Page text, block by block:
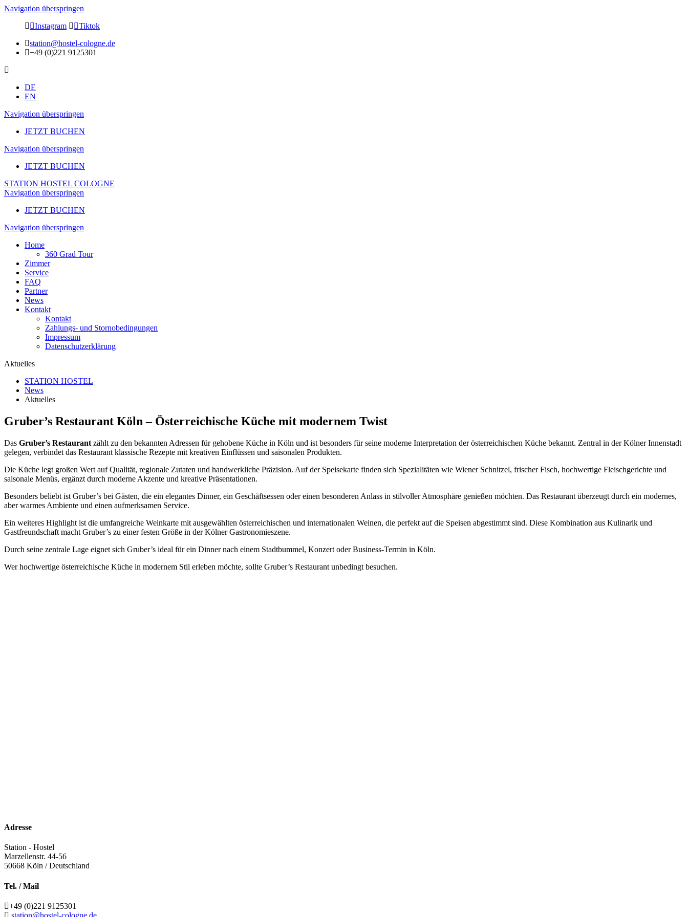
Navigation überspringen
Instagram
Tiktok
station@hostel-cologne.de
+49 (0)221 9125301
DE
EN
Navigation überspringen
JETZT BUCHEN
Navigation überspringen
JETZT BUCHEN
STATION HOSTEL COLOGNE
Navigation überspringen
JETZT BUCHEN
Navigation überspringen
Home
360 Grad Tour
Zimmer
Service
FAQ
Partner
News
Kontakt
Kontakt
Zahlungs- und Stornobedingungen
Impressum
Datenschutzerklärung
Aktuelles
STATION HOSTEL
News
Aktuelles
Gruber’s Restaurant Köln – Österreichische Küche mit modernem Twist
Das Gruber’s Restaurant zählt zu den bekannten Adressen für gehobene Küche in Köln und ist besonders für seine moderne Interpretation der österreichischen Küche bekannt. Zentral in der Kölner Innenstadt
gelegen, verbindet das Restaurant klassische Rezepte mit kreativen Einflüssen und saisonalen Produkten.
Die Küche legt großen Wert auf Qualität, regionale Zutaten und handwerkliche Präzision. Auf der Speisekarte finden sich Spezialitäten wie Wiener Schnitzel, frischer Fisch, hochwertige Fleischgerichte und
saisonale Menüs, ergänzt durch moderne Akzente und kreative Präsentationen.
Besonders beliebt ist Gruber’s bei Gästen, die ein elegantes Dinner, ein Geschäftsessen oder einen besonderen Anlass in stilvoller Atmosphäre genießen möchten. Das Restaurant überzeugt durch ein modernes,
aber warmes Ambiente und einen aufmerksamen Service.
Ein weiteres Highlight ist die umfangreiche Weinkarte mit ausgewählten österreichischen und internationalen Weinen, die perfekt auf die Speisen abgestimmt sind. Diese Kombination aus Kulinarik und
Gastfreundschaft macht Gruber’s zu einer festen Größe in der Kölner Gastronomieszene.
Durch seine zentrale Lage eignet sich Gruber’s ideal für ein Dinner nach einem Stadtbummel, Konzert oder Business-Termin in Köln.
Wer hochwertige österreichische Küche in modernem Stil erleben möchte, sollte Gruber’s Restaurant unbedingt besuchen.
Adresse
Station - Hostel
Marzellenstr. 44-56
50668 Köln / Deutschland
Tel. / Mail
+49 (0)221 9125301
station@hostel-cologne.de